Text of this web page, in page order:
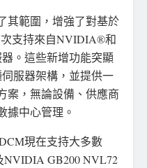
其範圍，增強了對基於
支持來自NVIDIA®和
。這些新增功能突顯
服器架構，並提供一
案，無論設備、供應商
據中心管理。
現在支持大多數
GB200 NVL72